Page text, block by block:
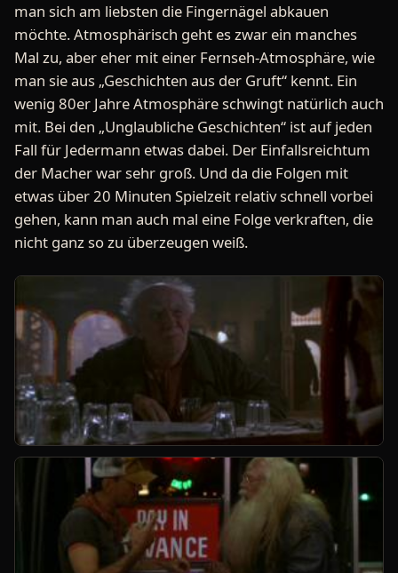
man sich am liebsten die Fingernägel abkauen
möchte. Atmosphärisch geht es zwar ein manches
Mal zu, aber eher mit einer Fernseh-Atmosphäre, wie
man sie aus „Geschichten aus der Gruft“ kennt. Ein
wenig 80er Jahre Atmosphäre schwingt natürlich auch
mit. Bei den „Unglaubliche Geschichten“ ist auf jeden
Fall für Jedermann etwas dabei. Der Einfallsreichtum
der Macher war sehr groß. Und da die Folgen mit
etwas über 20 Minuten Spielzeit relativ schnell vorbei
gehen, kann man auch mal eine Folge verkraften, die
nicht ganz so zu überzeugen weiß.